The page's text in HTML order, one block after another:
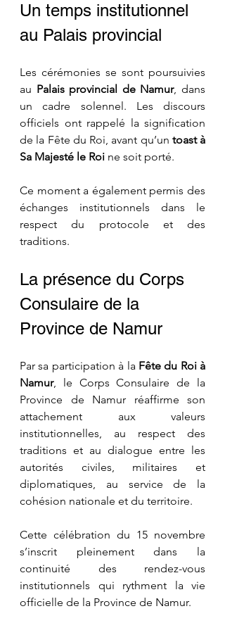
Un temps institutionnel
au Palais provincial
Les cérémonies se sont poursuivies
au Palais provincial de Namur, dans
un cadre solennel. Les discours
officiels ont rappelé la signification
de la Fête du Roi, avant qu’un toast à
Sa Majesté le Roi ne soit porté.
Ce moment a également permis des
échanges institutionnels dans le
respect du protocole et des
traditions.
La présence du Corps
Consulaire de la
Province de Namur
Par sa participation à la Fête du Roi à
Namur, le Corps Consulaire de la
Province de Namur réaffirme son
attachement aux valeurs
institutionnelles, au respect des
traditions et au dialogue entre les
autorités civiles, militaires et
diplomatiques, au service de la
cohésion nationale et du territoire.
Cette célébration du 15 novembre
s’inscrit pleinement dans la
continuité des rendez-vous
institutionnels qui rythment la vie
officielle de la Province de Namur.